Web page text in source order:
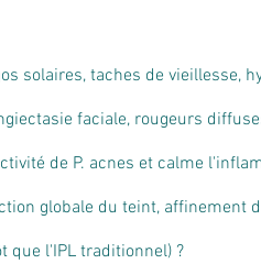
solaires, taches de vieillesse,
faciale, rougeurs
de P. acnes et calme
globale du teint, affinement
que l'IPL traditionnel) ?